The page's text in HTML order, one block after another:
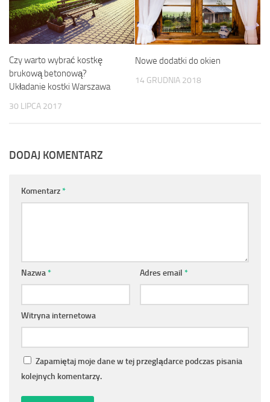
Czy warto wybrać kostkę
brukową betonową?
Układanie kostki Warszawa
30 LIPCA 2017
Nowe dodatki do okien
14 GRUDNIA 2018
DODAJ KOMENTARZ
Komentarz*
Nazwa* Adres email *
Witryna internetowa
Zapamiętaj moje dane w tej przeglądarce podczas pisania
kolejnych komentarzy.